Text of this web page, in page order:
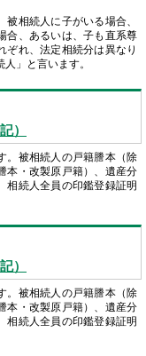
相続人に子がいる場合、
合、あるいは、子も直系尊
ぞれ、法定相続分は異なり
」と言います。
）
。被相続人の戸籍謄本（除
本・改製原戸籍）、遺産分
相続人全員の印鑑登録証明
）
。被相続人の戸籍謄本（除
本・改製原戸籍）、遺産分
相続人全員の印鑑登録証明